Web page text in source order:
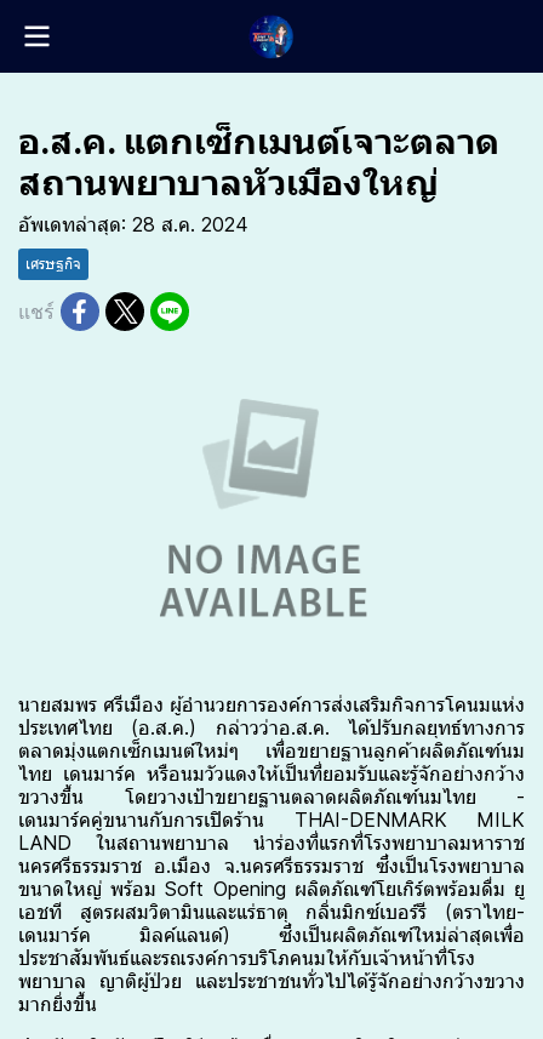
อ.ส.ค. แตกเซ็กเมนต์เจาะตลาด
สถานพยาบาลหัวเมืองใหญ่
อัพเดทล่าสุด: 28 ส.ค. 2024
เศรษฐกิจ
แชร์
นายสมพร ศรีเมือง ผู้อำนวยการองค์การส่งเสริมกิจการโคนมแห่ง
ประเทศไทย (อ.ส.ค.) กล่าวว่าอ.ส.ค. ได้ปรับกลยุทธ์ทางการ
ตลาดมุ่งแตกเซ็กเมนต์ใหม่ๆ เพื่อขยายฐานลูกค้าผลิตภัณฑ์นม
ไทย เดนมาร์ค หรือนมวัวแดงให้เป็นที่ยอมรับและรู้จักอย่างกว้าง
ขวางขึ้น โดยวางเป้าขยายฐานตลาดผลิตภัณฑ์นมไทย -
เดนมาร์คคู่ขนานกับการเปิดร้าน THAI-DENMARK MILK
LAND ในสถานพยาบาล นำร่องที่แรกที่โรงพยาบาลมหาราช
นครศรีธรรมราช อ.เมือง จ.นครศรีธรรมราช ซึ่งเป็นโรงพยาบาล
ขนาดใหญ่ พร้อม Soft Opening ผลิตภัณฑ์โยเกิร์ตพร้อมดื่ม ยู
เอชที สูตรผสมวิตามินและแร่ธาตุ กลิ่นมิกซ์เบอร์รี (ตราไทย-
เดนมาร์ค มิลค์แลนด์) ซึ่งเป็นผลิตภัณฑ์ใหม่ล่าสุดเพื่อ
ประชาสัมพันธ์และรณรงค์การบริโภคนมให้กับเจ้าหน้าที่โรง
พยาบาล ญาติผู้ป่วย และประชาชนทั่วไปได้รู้จักอย่างกว้างขวาง
มากยิ่งขึ้น